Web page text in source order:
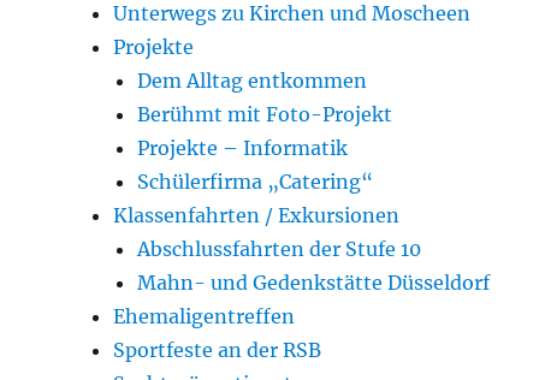
Unterwegs zu Kirchen und Moscheen
Projekte
Dem Alltag entkommen
Berühmt mit Foto-Projekt
Projekte – Informatik
Schülerfirma „Catering“
Klassenfahrten / Exkursionen
Abschlussfahrten der Stufe 10
Mahn- und Gedenkstätte Düsseldorf
Ehemaligentreffen
Sportfeste an der RSB